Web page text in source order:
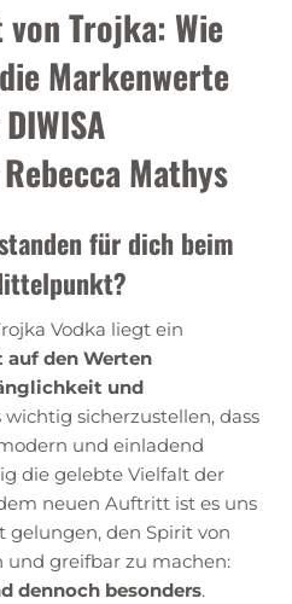
von Trojka: Wie
Markenwerte
Mathys
für dich beim
Vodka liegt ein
den Werten
und
wichtig sicherzustellen, dass
und einladend
die gelebte Vielfalt der
neuen Auftritt ist es uns
gelungen, den Spirit von
und greifbar zu machen:
dennoch besonders.